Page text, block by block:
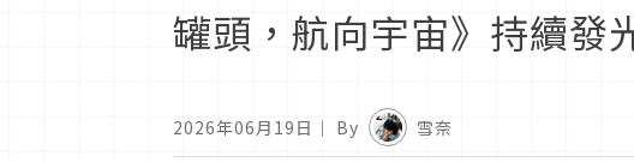
罐頭，航向宇宙》持續發
2026年06月19日 ｜ By 雪奈